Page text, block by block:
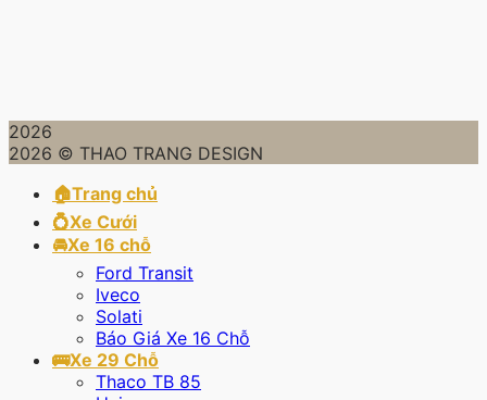
2026
2026 © THAO TRANG DESIGN
🏠Trang chủ
💍Xe Cưới
🚘Xe 16 chỗ
Ford Transit
Iveco
Solati
Báo Giá Xe 16 Chỗ
🚌Xe 29 Chỗ
Thaco TB 85